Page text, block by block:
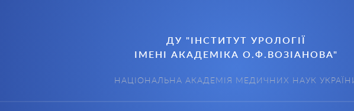
ДУ "ІНСТИТУТ УРОЛОГІЇ
ІМЕНІ АКАДЕМІКА О.Ф.ВОЗІАНОВА"
НАЦІОНАЛЬНА АКАДЕМІЯ МЕДИЧНИХ НАУК